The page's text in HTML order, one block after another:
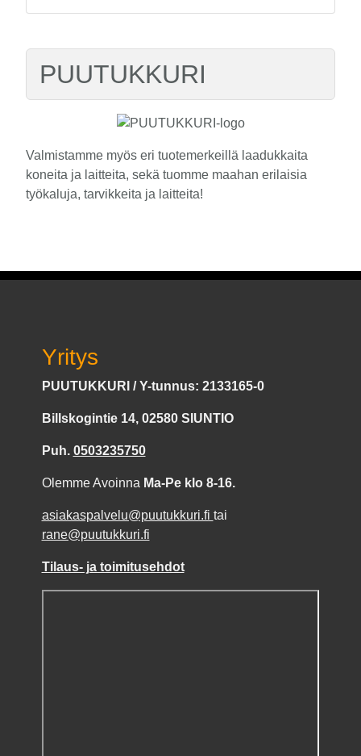
PUUTUKKURI
Valmistamme myös eri tuotemerkeillä laadukkaita
koneita ja laitteita, sekä tuomme maahan erilaisia
työkaluja, tarvikkeita ja laitteita!
Yritys
PUUTUKKURI / Y-tunnus: 2133165-0
Billskogintie 14, 02580 SIUNTIO
Puh. 0503235750
Olemme Avoinna Ma-Pe klo 8-16.
asiakaspalvelu@puutukkuri.fi tai
rane@puutukkuri.fi
Tilaus- ja toimitusehdot